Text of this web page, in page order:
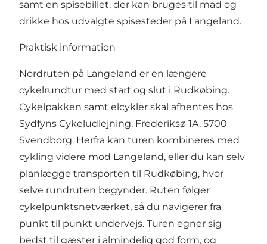
samt en spisebillet, der kan bruges til mad og
drikke hos udvalgte spisesteder på Langeland.
Praktisk information
Nordruten på Langeland er en længere
cykelrundtur med start og slut i Rudkøbing.
Cykelpakken samt elcykler skal afhentes hos
Sydfyns Cykeludlejning, Frederiksø 1A, 5700
Svendborg. Herfra kan turen kombineres med
cykling videre mod Langeland, eller du kan selv
planlægge transporten til Rudkøbing, hvor
selve rundruten begynder. Ruten følger
cykelpunktsnetværket, så du navigerer fra
punkt til punkt undervejs. Turen egner sig
bedst til gæster i almindelig god form, og